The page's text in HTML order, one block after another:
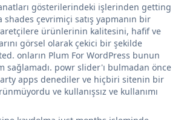
gösterilerindeki işlerinden getting
çevrimiçi satış yapmanın bir
ürünlerinin kalitesini, hafif ve
görsel olarak çekici bir şekilde
onların Plum For WordPress bunun
sağlamadı. powr slider'ı bulmadan önce
apps denediler ve hiçbiri sitenin bir
ve kullanışsız ve kullanımı